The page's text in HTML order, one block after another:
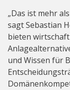
„Das ist mehr
sagt Sebastian
bieten
und Wissen für